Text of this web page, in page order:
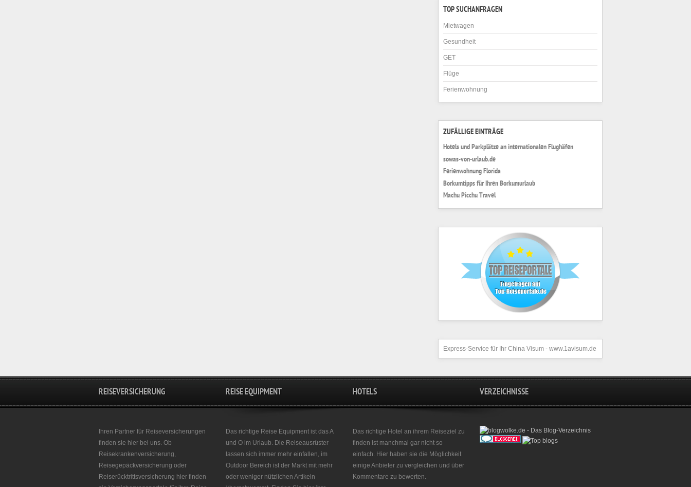
TOP SUCHANFRAGEN
Mietwagen
Gesundheit
GET
Flüge
Ferienwohnung
ZUFÄLLIGE EINTRÄGE
Hotels und Parkplätze an internationalen Flughäfen
sowas-von-urlaub.de
Ferienwohnung Florida
Borkumtipps für Ihren Borkumurlaub
Machu Picchu Travel
Express-Service für Ihr China Visum - www.1avisum.de
REISEVERSICHERUNG
Ihren Partner für Reiseversicherungen
finden sie hier bei uns. Ob
Reisekrankenversicherung,
Reisegepäckversicherung oder
Reiserücktrittsversicherung hier finden
REISE EQUIPMENT
Das richtige Reise Equipment ist das A
und O im Urlaub. Die Reiseausrüster
lassen sich immer mehr einfallen, im
Outdoor Bereich ist der Markt mit mehr
oder weniger nützlichen Artikeln
HOTELS
Das richtige Hotel an ihrem Reiseziel zu
finden ist manchmal gar nicht so
einfach. Hier haben sie die Möglichkeit
einige Anbieter zu vergleichen und über
Kommentare zu bewerten.
VERZEICHNISSE